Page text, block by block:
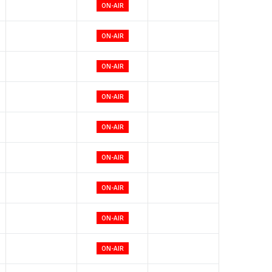
ON-AIR
ON-AIR
ON-AIR
ON-AIR
ON-AIR
ON-AIR
ON-AIR
ON-AIR
ON-AIR